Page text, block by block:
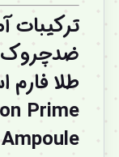
ترکیبات
ضدچروک
Prime
Ampoule :